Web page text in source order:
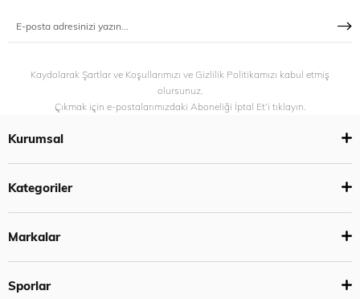
Kaydolarak Şartlar ve Koşullarımızı ve Gizlilik Politikamızı kabul etmiş
olursunuz.
Çıkmak için e-postalarımızdaki Aboneliği İptal Et’i tıklayın.
Kurumsal
Kategoriler
Markalar
Sporlar